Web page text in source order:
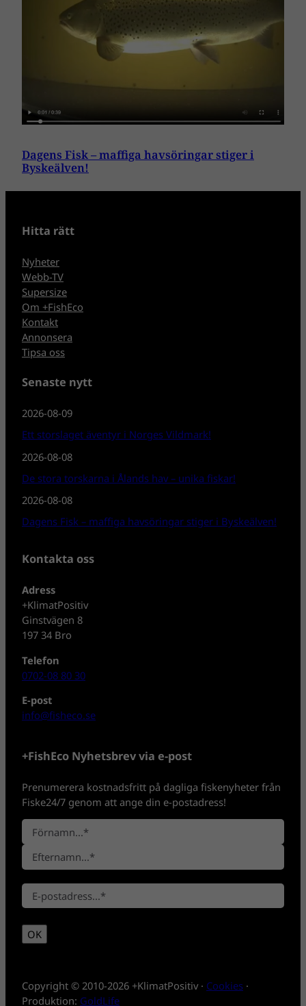
Dagens Fisk – maffiga havsöringar stiger i
Byskeälven!
Hitta rätt
Nyheter
Webb-TV
Supersize
Om +FishEco
Kontakt
Annonsera
Tipsa oss
Senaste nytt
2026-08-09
Ett storslaget äventyr i Norges Vildmark!
2026-08-08
De stora torskarna i Ålands hav – unika fiskar!
2026-08-08
Dagens Fisk – maffiga havsöringar stiger i Byskeälven!
Kontakta oss
Adress
+KlimatPositiv
Ginstvägen 8
197 34 Bro
Telefon
0702-08 80 30
E-post
info@fisheco.se
+FishEco Nyhetsbrev via e-post
Prenumerera kostnadsfritt på dagliga fiskenyheter från
Fiske24/7 genom att ange din e-postadress!
N
a
n
*
F
ö
r
a
m
n
t
e
m
n
E
-
*
OK
Copyright © 2010-2026 +KlimatPositiv · Cookies ·
Produktion: GoldLife